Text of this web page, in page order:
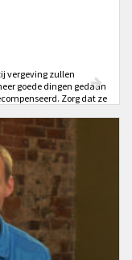
vergeving zullen
goede dingen gedaan
Zorg dat ze